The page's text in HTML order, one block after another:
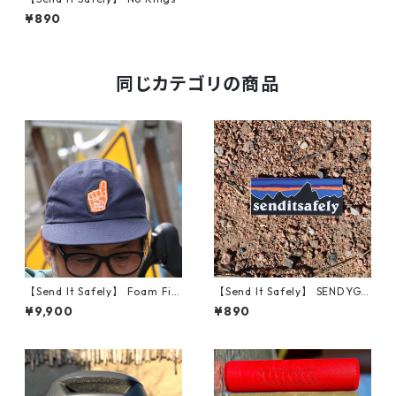
¥890
同じカテゴリの商品
【Send It Safely】 Foam Fin
ger MUSA Hats
¥9,900
【Send It Safely】 SENDYGO
NIA STICKER
¥890